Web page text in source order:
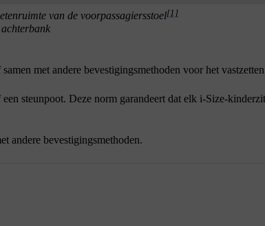
van de voorpassagiersstoel[1]
met andere bevestigingsmethoden voor het
steunpoot. Deze norm garandeert dat elk i-Size-
andere bevestigingsmethoden.